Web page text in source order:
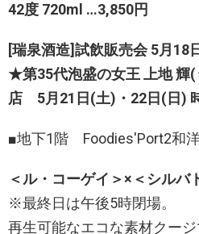
42度 720ml …3,850円
[瑞泉酒造]試飲販売会 5月
★第35代泡盛の女王 上地 輝(
店 5月21日(土)・22日(日)
■地下1階 Foodies'Port2和
＜ル・コーゲイ＞×＜シルバ
※最終日は午後5時閉場。
再生可能なエコな素材クー